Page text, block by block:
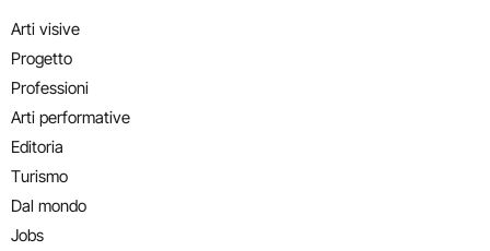
Arti visive
Progetto
Professioni
Arti performative
Editoria
Turismo
Dal mondo
Jobs